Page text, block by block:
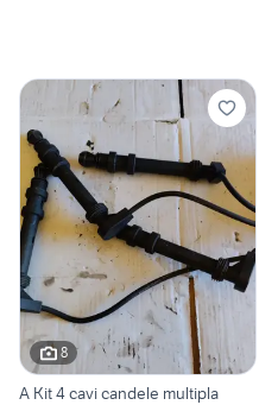
8
A Kit 4 cavi candele multipla